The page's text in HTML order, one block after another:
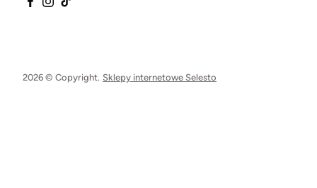
2026 © Copyright. Sklepy internetowe Selesto